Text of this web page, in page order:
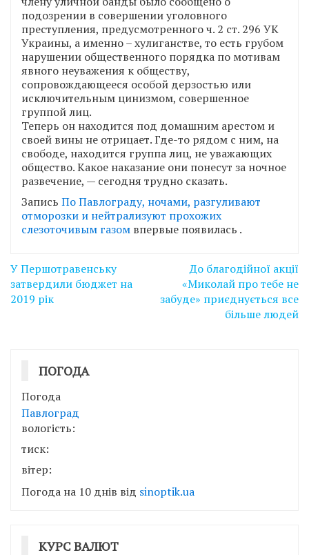
подозрении в совершении уголовного
преступления, предусмотренного ч. 2 ст. 296 УК
Украины, а именно – хулиганстве, то есть грубом
нарушении общественного порядка по мотивам
явного неуважения к обществу,
сопровождающееся особой дерзостью или
исключительным цинизмом, совершенное
группой лиц.
Теперь он находится под домашним арестом и
своей вины не отрицает. Где-то рядом с ним, на
свободе, находится группа лиц, не уважающих
общество. Какое наказание они понесут за ночное
развечение, — сегодня трудно сказать.
Запись По Павлограду, ночами, разгуливают
отморозки и нейтрализуют прохожих
слезоточивым газом впервые появилась .
Навігація
записів
У Першотравенську
затвердили бюджет на
2019 рік
До благодійної акції
«Миколай про тебе не
забуде» приєднується все
більше людей
ПОГОДА
Погода
Павлоград
вологість:
тиск:
вітер:
Погода на 10 днів від sinoptik.ua
КУРС ВАЛЮТ